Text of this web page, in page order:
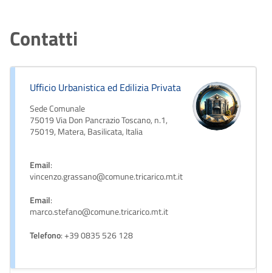
Contatti
Ufficio Urbanistica ed Edilizia Privata
Sede Comunale
75019 Via Don Pancrazio Toscano, n.1,
75019, Matera, Basilicata, Italia
Email:
vincenzo.grassano@comune.tricarico.mt.it
Email:
marco.stefano@comune.tricarico.mt.it
Telefono: +39 0835 526 128